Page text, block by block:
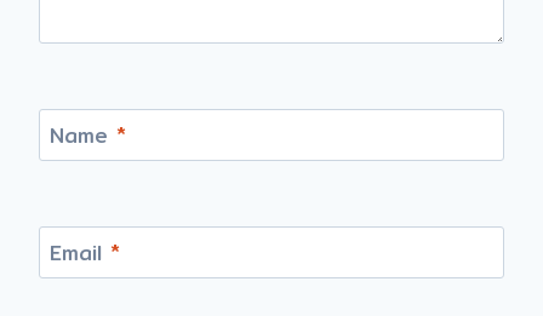
Name *
Email *